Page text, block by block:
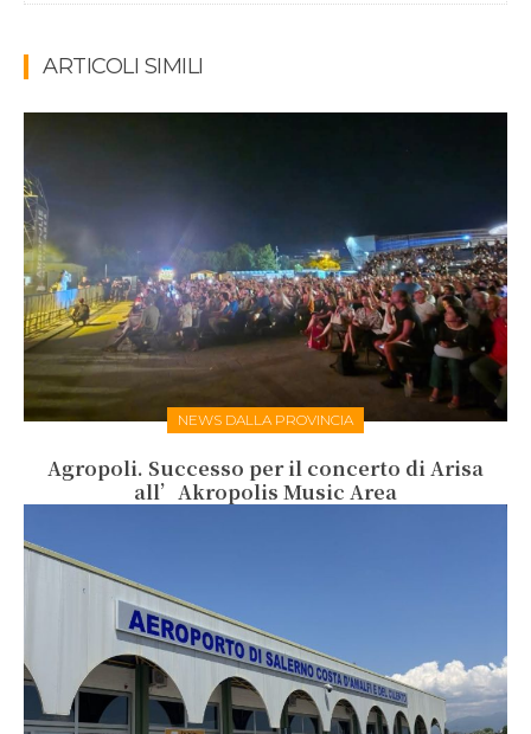
ARTICOLI SIMILI
NEWS DALLA PROVINCIA
Agropoli. Successo per il concerto di Arisa
all’Akropolis Music Area